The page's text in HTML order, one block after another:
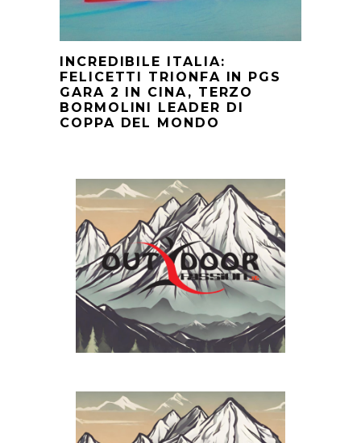
INCREDIBILE ITALIA:
FELICETTI TRIONFA IN PGS
GARA 2 IN CINA, TERZO
BORMOLINI LEADER DI
COPPA DEL MONDO